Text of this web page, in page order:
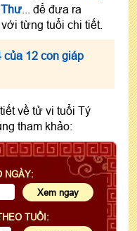
... để đưa ra
từng tuổi chi tiết.
12 con giáp
về tử vi tuổi Tý
tham khảo:
NGÀY:
TUỔI: